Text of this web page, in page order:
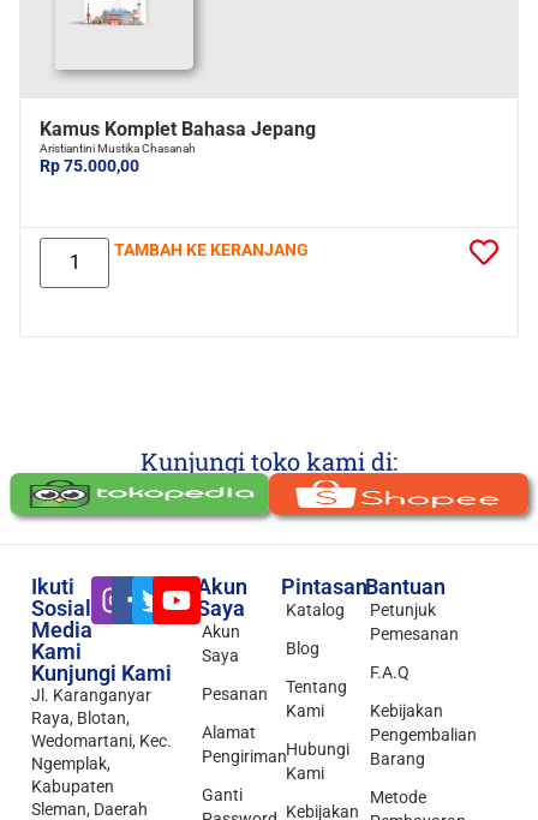
Kamus Komplet Bahasa Jepang
Aristiantini Mustika Chasanah
Rp 75.000,00
TAMBAH KE KERANJANG
Kunjungi toko kami di:
Akun
Saya
Akun
Saya
Pesanan
Alamat
Pengiriman
Ganti
Pintasan
Katalog
Blog
Tentang
Kami
Hubungi
Kami
Kebijakan
Bantuan
Petunjuk
Pemesanan
F.A.Q
Kebijakan
Pengembalian
Barang
Metode
Ikuti
Sosial
Media
Kami
Kunjungi Kami
Jl. Karanganyar
Raya, Blotan,
Wedomartani, Kec.
Ngemplak,
Kabupaten
Sleman, Daerah